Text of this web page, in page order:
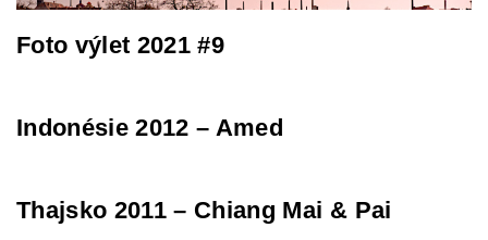
Foto výlet 2021 #9
Indonésie 2012 – Amed
Thajsko 2011 – Chiang Mai & Pai